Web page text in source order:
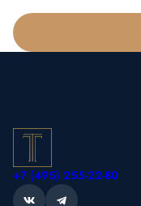
+7 (495) 255-22-80